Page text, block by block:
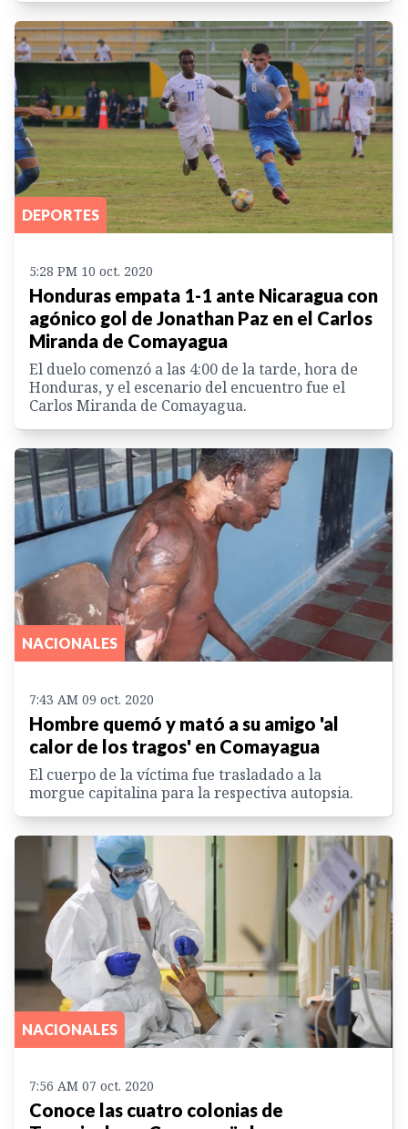
DEPORTES
5:28 PM 10 oct. 2020
Honduras empata 1-1 ante Nicaragua con
agónico gol de Jonathan Paz en el Carlos
Miranda de Comayagua
El duelo comenzó a las 4:00 de la tarde, hora de
Honduras, y el escenario del encuentro fue el
Carlos Miranda de Comayagua.
NACIONALES
7:43 AM 09 oct. 2020
Hombre quemó y mató a su amigo 'al
calor de los tragos' en Comayagua
El cuerpo de la víctima fue trasladado a la
morgue capitalina para la respectiva autopsia.
NACIONALES
7:56 AM 07 oct. 2020
Conoce las cuatro colonias de